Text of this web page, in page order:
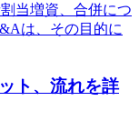
当増資、合併につ
は、その目的に
ト、流れを詳